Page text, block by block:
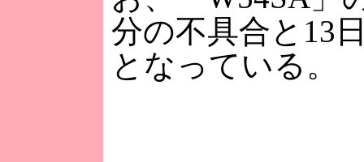
分の不具合と13
となっている。